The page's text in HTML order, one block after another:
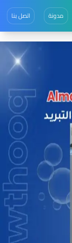
مدونة اتصل بنا